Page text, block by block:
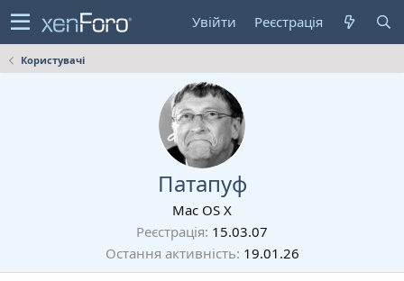
Увійти Реєстрація
Користувачі
Патапуф
Mac OS X
Реєстрація 15.03.07
Остання активність 19.01.26